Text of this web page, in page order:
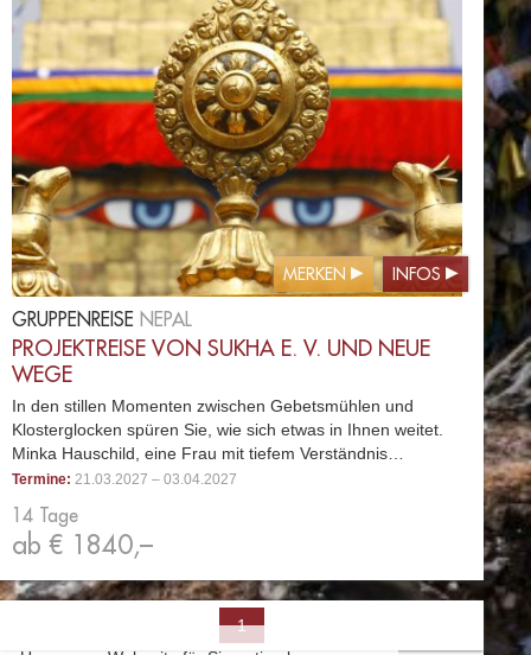
GRUPPENREISE NEPAL
PROJEKTREISE VON SUKHA E. V. UND NEUE
WEGE
In den stillen Momenten zwischen Gebetsmühlen und
Klosterglocken spüren Sie, wie sich etwas in Ihnen weitet.
Minka Hauschild, eine Frau mit tiefem Verständnis…
Termine:21.03.2027 – 03.04.2027
14 Tage
ab € 1840,–
MERKEN INFOS
1